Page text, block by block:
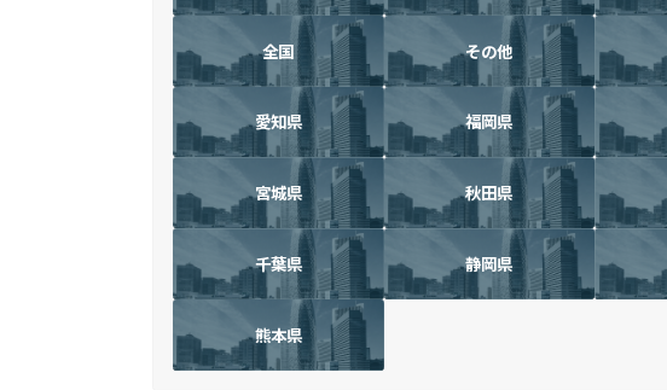
全国 その他
愛知県 福岡県
宮城県 秋田県
千葉県 静岡県
熊本県